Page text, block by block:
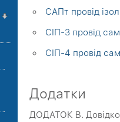
САПт провід
СІП-3 провід
СІП-4 провід
Додатки
ДОДАТОК B.